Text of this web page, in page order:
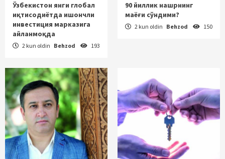
Ўзбекистон янги глобал
иқтисодиётда ишончли
инвестиция марказига
айланмоқда
2 kun oldin Behzod 193
90 йиллик нашрнинг
маёғи сўндими?
2 kun oldin Behzod 150